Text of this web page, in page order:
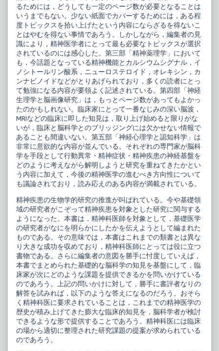
るためには，どうしても一定のページ数が必要となることは
いうまでもない。少ない紙面でカバーするためには，ある程
度トピックスを拾い上げたという内容にならざるを得ないこ
とはやむを得ない事情であろう。しかしながら，編集者の見
識により，精神医学者にとって最も必要なトピックスが選択
されているのには感心した。第三部「精神薬理学」において
も，今話題となっている精神機能とカルシウムシグナル，イ
ノシトールリン酸系，ニューロステロイド，オレキシン，カ
ンナビノイドなどがとりあげられており，多くの読者にとっ
て勉強になる内容が要領よく記述されている。第四部「神経
生理学と脳画像研究」は，もっとページ数があってもよかっ
たのかもしれない。臨床家にとって一番なじみの深い脳波，
MRIなどの臨床に即した知見は，取り上げ始めると限りがな
いが，臨床と脳科学とのブリッジングには欠かせない情報で
あることも間違いない。第五部「神経心理学と認知科学」は
非常に意欲的な内容が並んでいる。それぞれの専門家が脳科
学を手段として行動異常・精神症状・精神疾患の神経基盤を
どのように考えながら解明しようと研究を重ねてきたかとい
う内容に加えて，今後の精神医学の進むべき方向性について
も議論されており，読み応えのある内容が満載されている。
精神疾患の生物学的研究の推進が叫ばれている。今や基礎領
域の研究者がこぞって精神疾患を対象とした研究に関与する
ようになった。本書は，精神科医師を対象として，基礎医学
の研究者がなにを明らかにしたかを伝えようとして編まれた
ものである。その意味では，本書はこれまでの類書とは異な
り大きな成功を収めており，精神科医師にとっては役に立つ
書物である。さらに編集者の意図を勝手に忖度していえば，
本書でまとめられた基礎的な脳科学の知見を基盤にして，臨
床家が次にどのような課題を提供できるかを問いかけている
のであろう。上記の問いかけに対して，勝手に書評者なりの
解答を試みれば，以下のような答えになるのだろう。おそら
く精神科医に要求されていることは，これまでの精神医学の
歴史が積み上げてきた膨大な臨床的知見を，脳科学者が検討
できるような形で提供することであろう。精神科医には臨床
の場から適切に整理された研究課題の提案が求められている
のであろう。